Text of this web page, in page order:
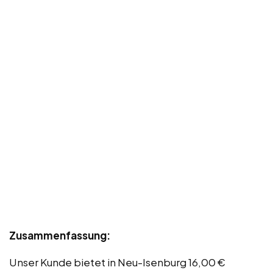
Zusammenfassung:
Unser Kunde bietet in Neu-Isenburg 16,00 €